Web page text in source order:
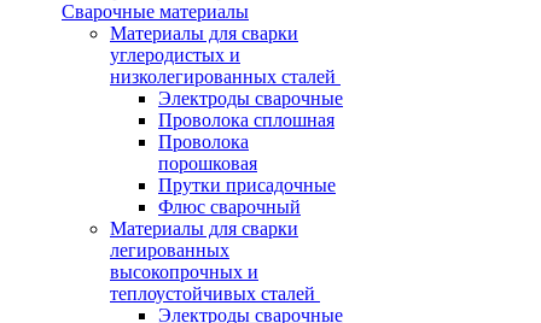
Сварочные материалы
Материалы для сварки
углеродистых и
низколегированных сталей
Электроды сварочные
Проволока сплошная
Проволока
порошковая
Прутки присадочные
Флюс сварочный
Материалы для сварки
легированных
высокопрочных и
теплоустойчивых сталей
Электроды сварочные